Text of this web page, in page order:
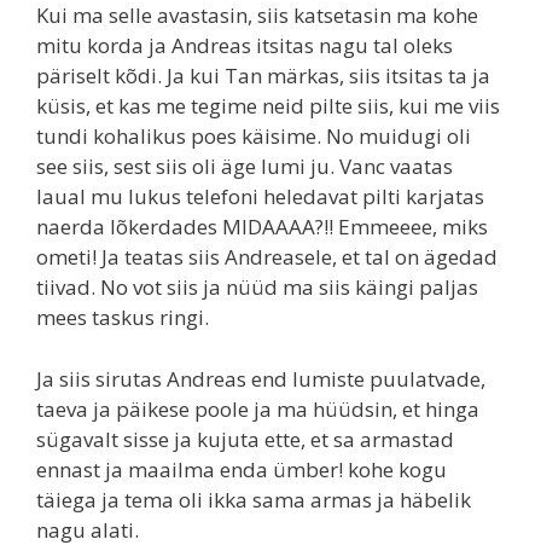
Kui ma selle avastasin, siis katsetasin ma kohe
mitu korda ja Andreas itsitas nagu tal oleks
päriselt kõdi. Ja kui Tan märkas, siis itsitas ta ja
küsis, et kas me tegime neid pilte siis, kui me viis
tundi kohalikus poes käisime. No muidugi oli
see siis, sest siis oli äge lumi ju. Vanc vaatas
laual mu lukus telefoni heledavat pilti karjatas
naerda lõkerdades MIDAAAA?!! Emmeeee, miks
ometi! Ja teatas siis Andreasele, et tal on ägedad
tiivad. No vot siis ja nüüd ma siis käingi paljas
mees taskus ringi.
Ja siis sirutas Andreas end lumiste puulatvade,
taeva ja päikese poole ja ma hüüdsin, et hinga
sügavalt sisse ja kujuta ette, et sa armastad
ennast ja maailma enda ümber! kohe kogu
täiega ja tema oli ikka sama armas ja häbelik
nagu alati.